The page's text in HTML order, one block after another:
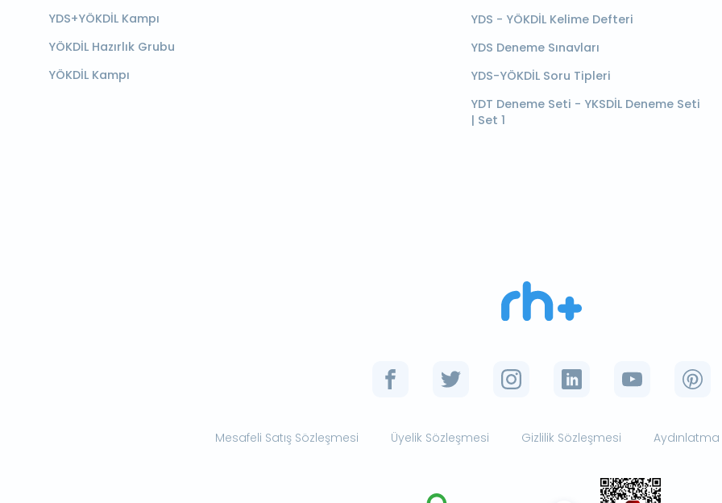
YDS+YÖKDİL Kampı
YÖKDİL Hazırlık Grubu
YÖKDİL Kampı
YDS - YÖKDİL Kelime Defteri
YDS Deneme Sınavları
YDS-YÖKDİL Soru Tipleri
YDT Deneme Seti - YKSDİL Deneme Seti
| Set 1
Mesafeli Satış Sözleşmesi Üyelik Sözleşmesi Gizlilik Sözleşmesi